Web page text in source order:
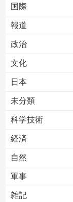
国際
報道
政治
文化
日本
未分類
科学技術
経済
自然
軍事
雑記